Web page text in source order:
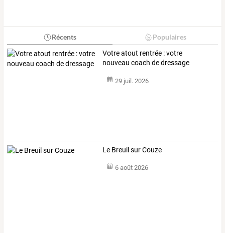
Récents Populaires
Votre atout rentrée : votre
nouveau coach de dressage
29 juil. 2026
Le Breuil sur Couze
6 août 2026